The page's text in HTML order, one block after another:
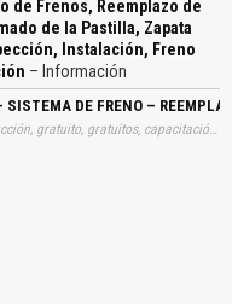
de Frenos, Reemplazo de
de la Pastilla, Zapata
Instalación, Freno
– Información
DE FRENO –
Tags: manual, instrucciones, manuales, libros, instrucción, gratuito, gratuitos, capacitación, entrenamiento, capacitaciones, información, datos, gratis, descargar, guías, guias, remplazos, componentes, sistemas, frenos, reemplazos, cilindros, maestros, remociones, cilindros, instalaciones, purgas, tuberias, fluidos, frenos, reemplazos, pastillas, remociones, pastillas, armados, pastillas, zapatas, frenos, remociones, tambores, inspecciones, instalaciones, frenos, estacionamientos, ajustes, verificaciones, aprender, descargas